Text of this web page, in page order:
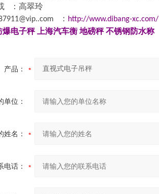
：高翠玲
： http://www.dibang-xc.com/
爆电子秤 上海汽车衡 地磅秤 不锈钢防水称
产品：
单位：
姓名：
电话：